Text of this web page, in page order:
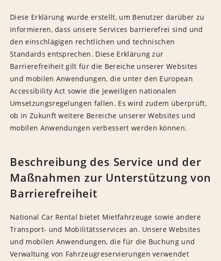
Diese Erklärung wurde erstellt, um Benutzer darüber zu
informieren, dass unsere Services barrierefrei sind und
den einschlägigen rechtlichen und technischen
Standards entsprechen. Diese Erklärung zur
Barrierefreiheit gilt für die Bereiche unserer Websites
und mobilen Anwendungen, die unter den European
Accessibility Act sowie die jeweiligen nationalen
Umsetzungsregelungen fallen. Es wird zudem überprüft,
ob in Zukunft weitere Bereiche unserer Websites und
mobilen Anwendungen verbessert werden können.
Beschreibung des Service und der
Maßnahmen zur Unterstützung von
Barrierefreiheit
National Car Rental bietet Mietfahrzeuge sowie andere
Transport- und Mobilitätsservices an. Unsere Websites
und mobilen Anwendungen, die für die Buchung und
Verwaltung von Fahrzeugreservierungen verwendet